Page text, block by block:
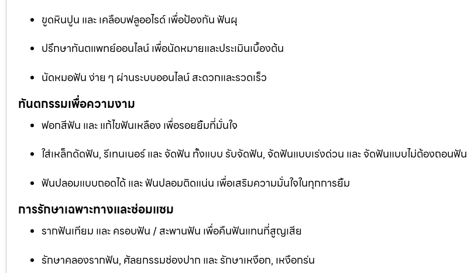
ขูดหินปูน และ เคลือบฟลูออไรด์ เพื่อป้องกัน ฟันผุ
ปรึกษาทันตแพทย์ออนไลน์ เพื่อนัดหมายและประเมินเบื้องต้น
นัดหมอฟัน ง่าย ๆ ผ่านระบบออนไลน์ สะดวกและรวดเร็ว
ทันตกรรมเพื่อความงาม
ฟอกสีฟัน และ แก้ไขฟันเหลือง เพื่อรอยยิ้มที่มั่นใจ
ใส่เหล็กดัดฟัน, รีเทนเนอร์ และ จัดฟัน ทั้งแบบ รับจัดฟัน, จัดฟันแบบเร่งด่วน และ จัดฟันแบบไม่ต้องถอนฟัน
ฟันปลอมแบบถอดได้ และ ฟันปลอมติดแน่น เพื่อเสริมความมั่นใจในทุกการยิ้ม
การรักษาเฉพาะทางและซ่อมแซม
รากฟันเทียม และ ครอบฟัน / สะพานฟัน เพื่อคืนฟันแทนที่สูญเสีย
รักษาคลองรากฟัน, ศัลยกรรมช่องปาก และ รักษาเหงือก, เหงือกร่น